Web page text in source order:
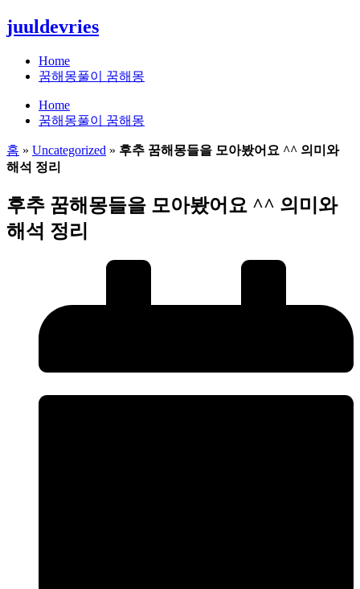
콘
텐
juuldevries
Home
꿈해몽풀이 꿈해몽
Home
꿈해몽풀이 꿈해몽
홈 » Uncategorized » 후추 꿈해몽들을 모아봤어요 ^^ 의미와
해석 정리
후추 꿈해몽들을 모아봤어요 ^^ 의미와
해석 정리